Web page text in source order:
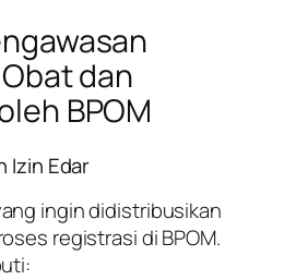
dan
BPOM
Izin Edar
ingin didistribusikan
registrasi di BPOM.